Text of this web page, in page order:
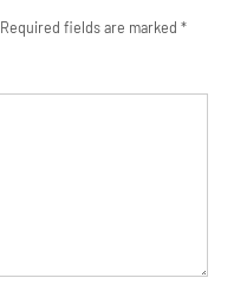
Required fields are marked*